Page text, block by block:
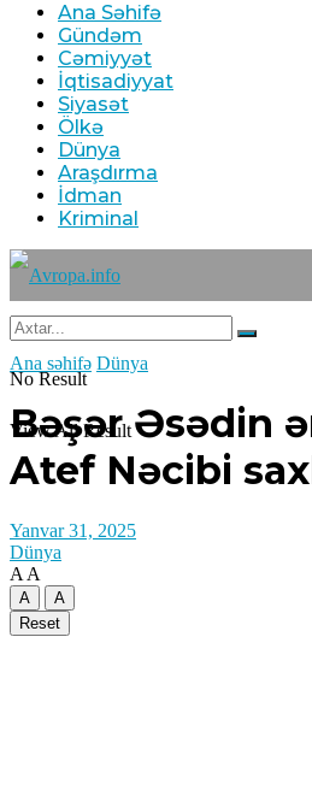
Ana Səhifə
Gündəm
Cəmiyyət
İqtisadiyyat
Siyasət
Ölkə
Dünya
Araşdırma
İdman
Kriminal
No Result
View All Result
Ana səhifə Dünya
Bəşər Əsədin
Atef Nəcibi
Yanvar 31, 2025
Dünya
A A
A
A
Reset